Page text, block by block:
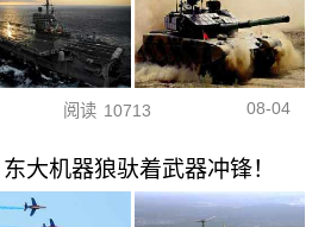
阅读 10713 08-04
大机器狼驮着武器冲锋！